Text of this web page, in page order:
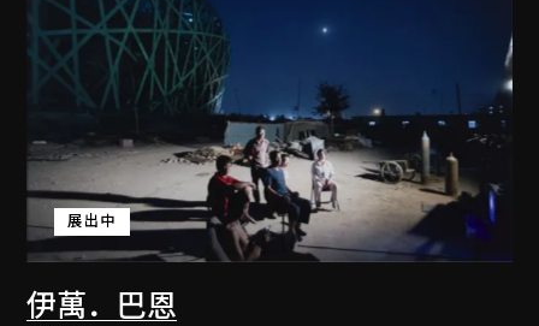
伊萬．巴恩
展出中